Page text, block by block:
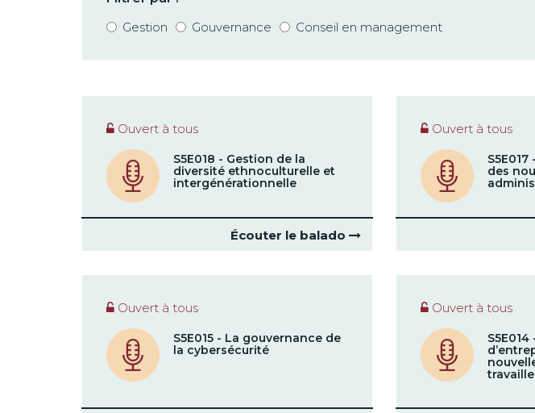
Gestion
Gouvernance Conseil en management
Ouvert à tous
S5E018 - Gestion de la
diversité ethnoculturelle et
intergénérationnelle
Écouter le balado
Ouvert à tous
des
Ouvert à tous
S5E015 - La gouvernance de
la cybersécurité
Ouvert à tous